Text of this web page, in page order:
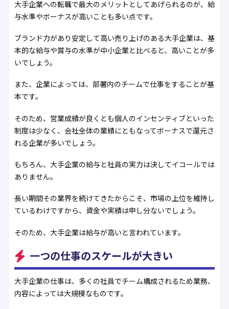
大手企業への転職で最大のメリットとしてあげられるのが、給
与水準やボーナスが高いことも多い点です。
ブランド力があり安定して高い売り上げのある大手企業は、基
本的な給与や賞与の水準が中小企業と比べると、高いことが多
いでしょう。
また、企業によっては、部署内のチームで仕事をすることが基
本です。
そのため、営業成績が良くとも個人のインセンティブといった
制度は少なく、会社全体の業績にともなってボーナスで還元さ
れる企業が多いでしょう。
もちろん、大手企業の給与と社員の実力は決してイコールでは
ありません。
長い期間その業界を続けてきたからこそ、市場の上位を維持し
ているわけですから、資金や実績は申し分ないでしょう。
そのため、大手企業は給与が高いと言われています。
一つの仕事のスケールが大きい
大手企業の仕事は、多くの社員でチーム構成されるため業務、
内容によっては大規模なものです。